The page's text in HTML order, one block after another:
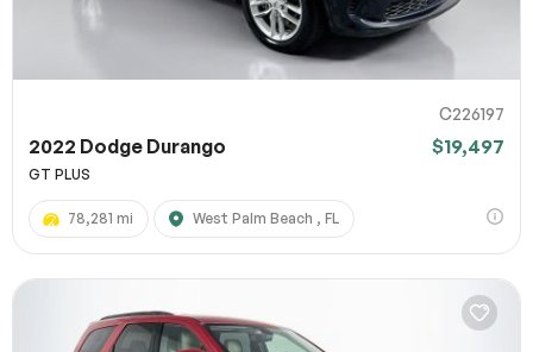
C226197
2022 Dodge Durango $19,497
GT PLUS
78,281 mi West Palm Beach , FL